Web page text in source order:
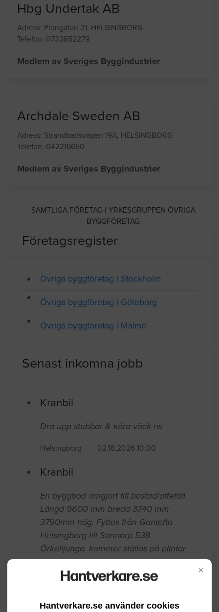
×
Hantverkare.se använder cookies
Hbg Undertak AB
Adress: Piongatan 21, HELSINGBORG
Telefon: 0733852279
Medlem av Sveriges Byggindustrier
Archdale Sweden AB
Adress: Strandbadsvägen 19A, HELSINGBORG
Telefon: 042216650
Medlem av Sveriges Byggindustrier
SAMTLIGA FÖRETAG I YRKESGRUPPEN ÖVRIGA
BYGGFÖRETAG
Företagsregister
Övriga byggföretag i Stockholm
Övriga byggföretag i Göteborg
Övriga byggföretag i Malmö
Senast inkomna jobb
Kranbil
Dra upp stubbar & köra väck ris
Helsingborg 02.18.2026 10:00
Kranbil
En byggbod omgjort till bostad/attefall
Längd 9600 mm bredd 3740 mm
3790mm hög. Fyttas från Gantofta
Helsingborg till Sonnarp 538
Örkelljunga. kommer ställas på plintar
mycket lätt att komma till ca 15-20 meter
in från tomtgränsen.